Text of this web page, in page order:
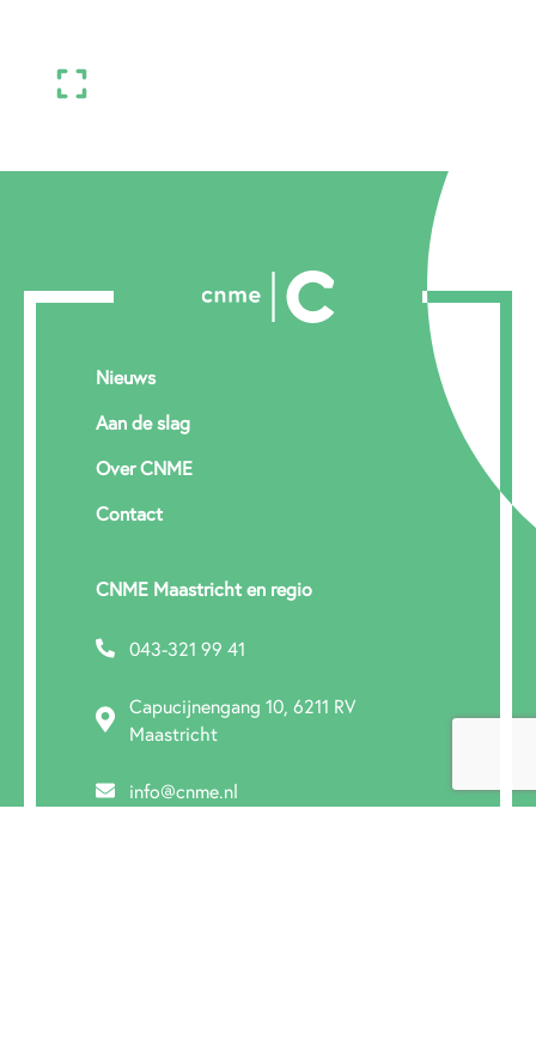
Nieuws
Aan de slag
Over CNME
Contact
CNME Maastricht en regio
043-321 99 41
Capucijnengang 10, 6211 RV
Maastricht
info@cnme.nl